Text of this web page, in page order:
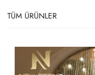
TÜM ÜRÜNLER